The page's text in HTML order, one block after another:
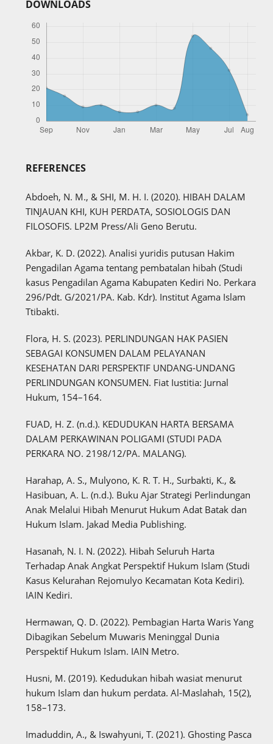
DOWNLOADS
REFERENCES
Abdoeh, N. M., & SHI, M. H. I. (2020). HIBAH DALAM
TINJAUAN KHI, KUH PERDATA, SOSIOLOGIS DAN
FILOSOFIS. LP2M Press/Ali Geno Berutu.
Akbar, K. D. (2022). Analisi yuridis putusan Hakim
Pengadilan Agama tentang pembatalan hibah (Studi
kasus Pengadilan Agama Kabupaten Kediri No. Perkara
296/Pdt. G/2021/PA. Kab. Kdr). Institut Agama Islam
Ttibakti.
Flora, H. S. (2023). PERLINDUNGAN HAK PASIEN
SEBAGAI KONSUMEN DALAM PELAYANAN
KESEHATAN DARI PERSPEKTIF UNDANG-UNDANG
PERLINDUNGAN KONSUMEN. Fiat Iustitia: Jurnal
Hukum, 154–164.
FUAD, H. Z. (n.d.). KEDUDUKAN HARTA BERSAMA
DALAM PERKAWINAN POLIGAMI (STUDI PADA
PERKARA NO. 2198/12/PA. MALANG).
Harahap, A. S., Mulyono, K. R. T. H., Surbakti, K., &
Hasibuan, A. L. (n.d.). Buku Ajar Strategi Perlindungan
Anak Melalui Hibah Menurut Hukum Adat Batak dan
Hukum Islam. Jakad Media Publishing.
Hasanah, N. I. N. (2022). Hibah Seluruh Harta
Terhadap Anak Angkat Perspektif Hukum Islam (Studi
Kasus Kelurahan Rejomulyo Kecamatan Kota Kediri).
IAIN Kediri.
Hermawan, Q. D. (2022). Pembagian Harta Waris Yang
Dibagikan Sebelum Muwaris Meninggal Dunia
Perspektif Hukum Islam. IAIN Metro.
Husni, M. (2019). Kedudukan hibah wasiat menurut
hukum Islam dan hukum perdata. Al-Maslahah, 15(2),
158–173.
Imaduddin, A., & Iswahyuni, T. (2021). Ghosting Pasca